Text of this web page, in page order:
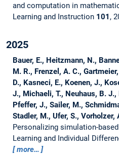
and computation in
Learning and Instruction 101 ,
2025
Bauer, E., Heitzmann, N.,
M. R., Frenzel, A. C.,
D., Kasneci, E., Koenen, J.,
J., Michaeli, T., Neuhaus, B. J.,
Pfeffer, J., Sailer, M.,
Stadler, M., Ufer, S., Vorholzer,
Personalizing simulation-
Learning and Individual
more…